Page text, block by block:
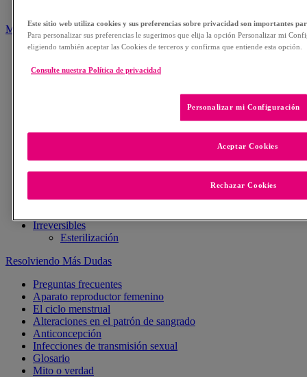
Métodos anticonceptivos
Larga Duración
Implante hormonal
DIU
Espontáneos
Métodos naturales
preservativo
Irreversibles
Esterilización
Resolviendo Más Dudas
Preguntas frecuentes
Aparato reproductor femenino
El ciclo menstrual
Alteraciones en el patrón de sangrado
Anticoncepción
Infecciones de transmisión sexual
Glosario
Mito o verdad
Este sitio web utiliza cookies y sus preferencias sobre privacidad son importantes
Para personalizar sus preferencias le sugerimos que elija la opción Personalizar mi
eligiendo también aceptar las Cookies de terceros y confirma que entiende esta opción.
Consulte nuestra Política de privacidad
Personalizar mi Configuración
Rechazar Cookies
Aceptar Cookies